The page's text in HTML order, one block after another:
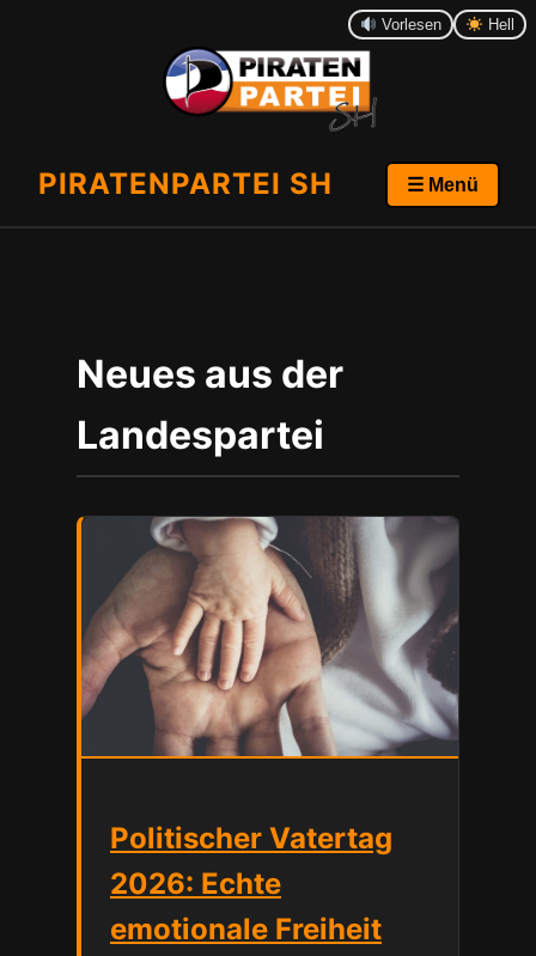
Vorlesen Hell
PIRATENPARTEI SH ☰ Menü
Neues aus der
Landespartei
Politischer Vatertag
2026: Echte
emotionale Freiheit